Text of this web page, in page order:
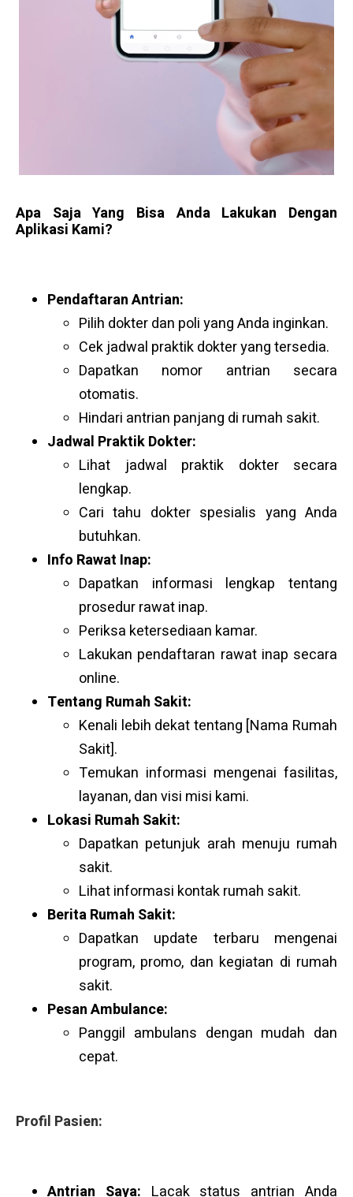
Apa Saja Yang Bisa Anda Lakukan Dengan
Aplikasi Kami?
Pendaftaran Antrian:
Pilih dokter dan poli yang Anda inginkan.
Cek jadwal praktik dokter yang tersedia.
Dapatkan nomor antrian secara
otomatis.
Hindari antrian panjang di rumah sakit.
Jadwal Praktik Dokter:
Lihat jadwal praktik dokter secara
lengkap.
Cari tahu dokter spesialis yang Anda
butuhkan.
Info Rawat Inap:
Dapatkan informasi lengkap tentang
prosedur rawat inap.
Periksa ketersediaan kamar.
Lakukan pendaftaran rawat inap secara
online.
Tentang Rumah Sakit:
Kenali lebih dekat tentang [Nama Rumah
Sakit].
Temukan informasi mengenai fasilitas,
layanan, dan visi misi kami.
Lokasi Rumah Sakit:
Dapatkan petunjuk arah menuju rumah
sakit.
Lihat informasi kontak rumah sakit.
Berita Rumah Sakit:
Dapatkan update terbaru mengenai
program, promo, dan kegiatan di rumah
sakit.
Pesan Ambulance:
Panggil ambulans dengan mudah dan
cepat.
Profil Pasien:
Antrian Saya: Lacak status antrian Anda